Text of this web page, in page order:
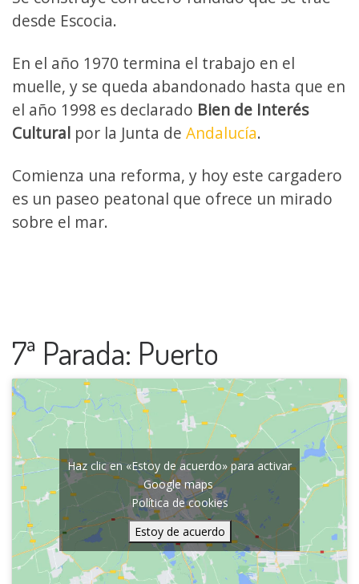
desde Escocia.
En el año 1970 termina el trabajo en el
muelle, y se queda abandonado hasta que en
el año 1998 es declarado Bien de Interés
Cultural por la Junta de Andalucía.
Comienza una reforma, y hoy este cargadero
es un paseo peatonal que ofrece un mirado
sobre el mar.
7ª Parada: Puerto
Haz clic en «Estoy de acuerdo» para activar
Google maps
Política de cookies
Estoy de acuerdo